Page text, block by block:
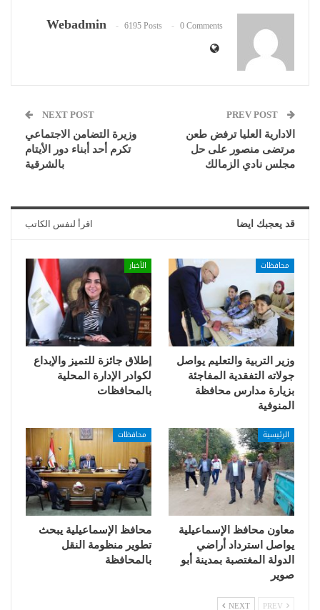
Webadmin 6195 Posts 0 Comments
الادارية العليا ترفض طعن
مرتضى منصور على حل
مجلس نادي الزمالك
NEXT POST
وزيرة التضامن الاجتماعي
تكرم أحد أبناء دور الأيتام
بالشرقية
قد يعجبك ايضا اقرأ لنفس الكاتب
محافظات
وزير التربية والتعليم يواصل
جولاته التفقدية المفاجئة
بزيارة مدارس محافظة
المنوفية
الأخبار
إطلاق جائزة للتميز والإبداع
لكوادر الإدارة المحلية
بالمحافظات
الرئيسية
معاون محافظ الإسماعيلية
يواصل استرداد أراضي
الدولة المغتصبة بمدينة أبو
صوير
محافظات
محافظ الإسماعيلية يبحث
تطوير منظومة النقل
بالمحافظة
NEXT